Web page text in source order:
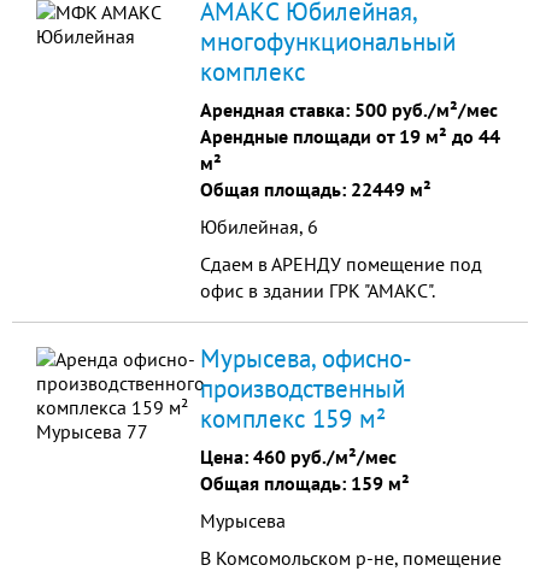
площадью 1220 кв...
АМАКС Юбилейная,
многофункциональный
комплекс
Арендная ставка: 500 руб./м²/мес
Арендные площади от 19 м² до 44
м²
Общая площадь: 22449 м²
Юбилейная, 6
Сдаем в АРЕНДУ помещение под
офис в здании ГРК "АМАКС".
Мурысева, офисно-
производственный
комплекс 159 м²
Цена: 460 руб./м²/мес
Общая площадь: 159 м²
Мурысева
В Комсомольском р-не, помещение